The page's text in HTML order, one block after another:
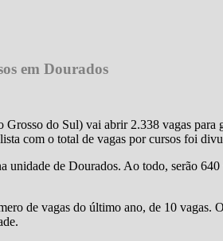
em Dourados
do Sul) vai abrir 2.338 vagas para
com o total de vagas por cursos foi
unidade de Dourados. Ao todo, serão
de vagas do último ano, de 10 vagas.